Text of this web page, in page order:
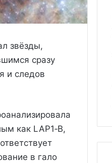
звёзды,
сразу
и следов
как LAP1‑B,
в гало